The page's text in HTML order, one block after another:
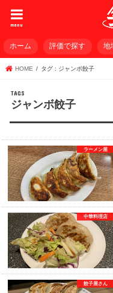
menu
ホーム 評価で探す 地
HOME タグ : ジャンボ餃子
ジャンボ餃子
ラーメン屋
中華料理店
餃子屋さん